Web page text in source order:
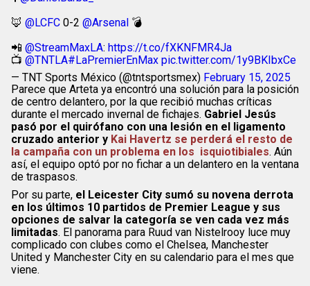
🦊 @LCFC 0-2 @Arsenal 💣
📲 @StreamMaxLA: https://t.co/fXKNFMR4Ja
📺 @TNTLA#LaPremierEnMax pic.twitter.com/1y9BKIbxCe
— TNT Sports México (@tntsportsmex) February 15, 2025
Parece que Arteta ya encontró una solución para la posición
de centro delantero, por la que recibió muchas críticas
durante el mercado invernal de fichajes. Gabriel Jesús
pasó por el quirófano con una lesión en el ligamento
cruzado anterior y Kai Havertz se perderá el resto de
la campaña con un problema en los isquiotibiales. Aún
así, el equipo optó por no fichar a un delantero en la ventana
de traspasos.
Por su parte, el Leicester City sumó su novena derrota
en los últimos 10 partidos de Premier League y sus
opciones de salvar la categoría se ven cada vez más
limitadas. El panorama para Ruud van Nistelrooy luce muy
complicado con clubes como el Chelsea, Manchester
United y Manchester City en su calendario para el mes que
viene.